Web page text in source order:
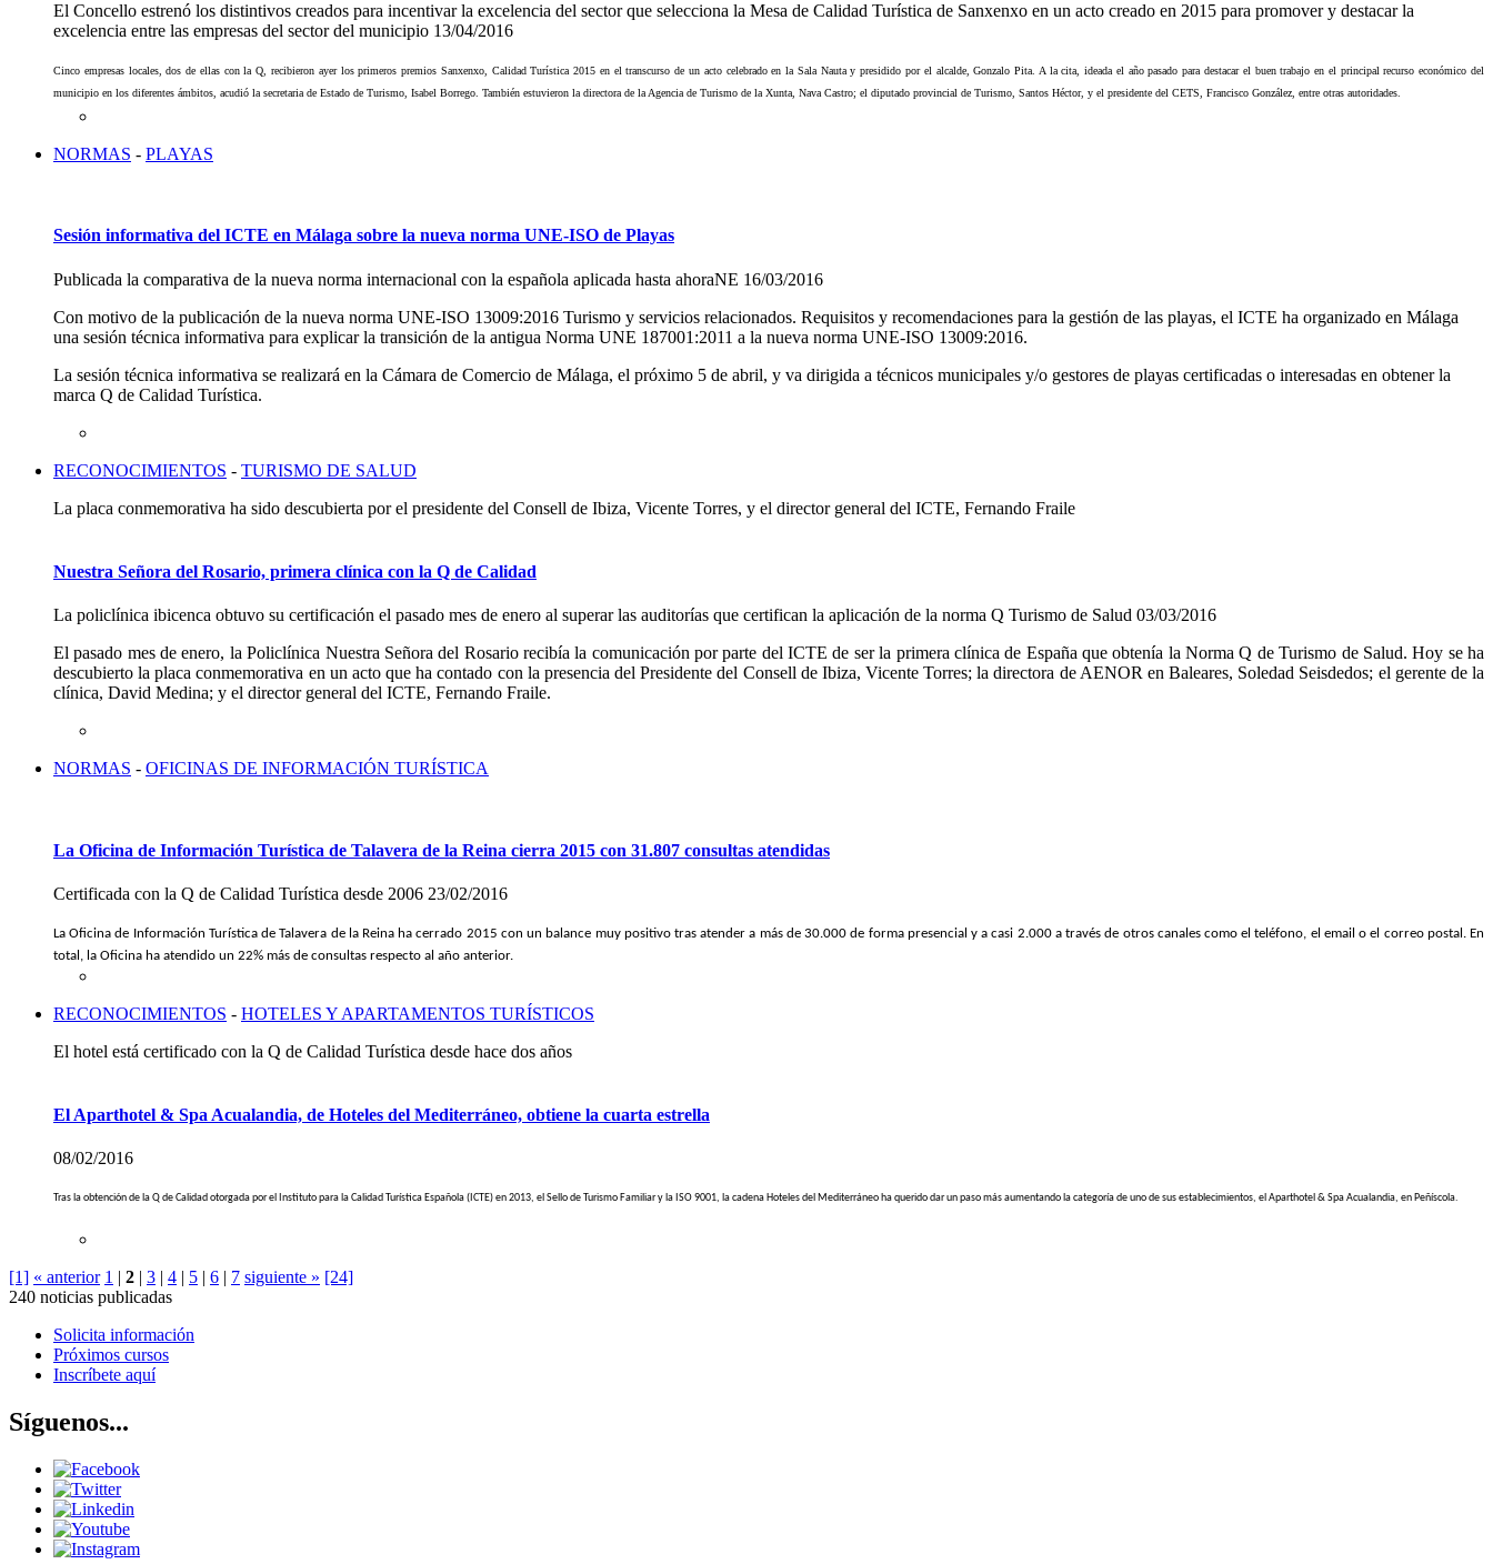
El Concello estrenó los distintivos creados para incentivar la excelencia del sector que selecciona la Mesa de Calidad Turística de Sanxenxo en un acto creado en 2015 para promover y destacar la
excelencia entre las empresas del sector del municipio 13/04/2016
Cinco empresas locales, dos de ellas con la Q, recibieron ayer los primeros premios Sanxenxo, Calidad Turística 2015 en el transcurso de un acto celebrado en la Sala Nauta y presidido por el alcalde, Gonzalo Pita. A la cita, ideada el año pasado para destacar el buen trabajo en el principal recurso económico del
municipio en los diferentes ámbitos, acudió la secretaria de Estado de Turismo, Isabel Borrego. También estuvieron la directora de la Agencia de Turismo de la Xunta, Nava Castro; el diputado provincial de Turismo, Santos Héctor, y el presidente del CETS, Francisco González, entre otras autoridades.
NORMAS - PLAYAS
Sesión informativa del ICTE en Málaga sobre la nueva norma UNE-ISO de Playas
Publicada la comparativa de la nueva norma internacional con la española aplicada hasta ahoraNE 16/03/2016
Con motivo de la publicación de la nueva norma UNE-ISO 13009:2016 Turismo y servicios relacionados. Requisitos y recomendaciones para la gestión de las playas, el ICTE ha organizado en Málaga
una sesión técnica informativa para explicar la transición de la antigua Norma UNE 187001:2011 a la nueva norma UNE-ISO 13009:2016.
La sesión técnica informativa se realizará en la Cámara de Comercio de Málaga, el próximo 5 de abril, y va dirigida a técnicos municipales y/o gestores de playas certificadas o interesadas en obtener la
marca Q de Calidad Turística.
RECONOCIMIENTOS - TURISMO DE SALUD
La placa conmemorativa ha sido descubierta por el presidente del Consell de Ibiza, Vicente Torres, y el director general del ICTE, Fernando Fraile
Nuestra Señora del Rosario, primera clínica con la Q de Calidad
La policlínica ibicenca obtuvo su certificación el pasado mes de enero al superar las auditorías que certifican la aplicación de la norma Q Turismo de Salud 03/03/2016
El pasado mes de enero, la Policlínica Nuestra Señora del Rosario recibía la comunicación por parte del ICTE de ser la primera clínica de España que obtenía la Norma Q de Turismo de Salud. Hoy se ha
descubierto la placa conmemorativa en un acto que ha contado con la presencia del Presidente del Consell de Ibiza, Vicente Torres; la directora de AENOR en Baleares, Soledad Seisdedos; el gerente de la
clínica, David Medina; y el director general del ICTE, Fernando Fraile.
NORMAS - OFICINAS DE INFORMACIÓN TURÍSTICA
La Oficina de Información Turística de Talavera de la Reina cierra 2015 con 31.807 consultas atendidas
Certificada con la Q de Calidad Turística desde 2006 23/02/2016
La Oficina de Información Turística de Talavera de la Reina ha cerrado 2015 con un balance muy positivo tras atender a más de 30.000 de forma presencial y a casi 2.000 a través de otros canales como el teléfono, el email o el correo postal. En
total, la Oficina ha atendido un 22% más de consultas respecto al año anterior.
RECONOCIMIENTOS - HOTELES Y APARTAMENTOS TURÍSTICOS
El hotel está certificado con la Q de Calidad Turística desde hace dos años
El Aparthotel & Spa Acualandia, de Hoteles del Mediterráneo, obtiene la cuarta estrella
08/02/2016
Tras la obtención de la Q de Calidad otorgada por el Instituto para la Calidad Turística Española (ICTE) en 2013, el Sello de Turismo Familiar y la ISO 9001, la cadena Hoteles del Mediterráneo ha querido dar un paso más aumentando la categoría de uno de sus establecimientos, el Aparthotel & Spa Acualandia, en Peñíscola.
[1] « anterior 1 | 2 | 3 | 4 | 5 | 6 | 7 siguiente » [24]
240 noticias publicadas
Solicita información
Próximos cursos
Inscríbete aquí
Síguenos...